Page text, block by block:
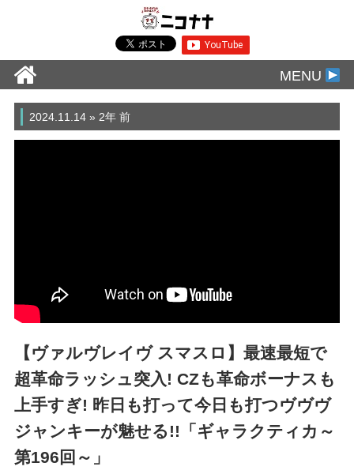
MENU
2024.11.14 » 2年 前
【ヴァルヴレイヴ スマスロ】最速最短で
超革命ラッシュ突入! CZも革命ボーナスも
上手すぎ! 昨日も打って今日も打つヴヴヴ
ジャンキーが魅せる!!「ギャラクティカ～
第196回～」